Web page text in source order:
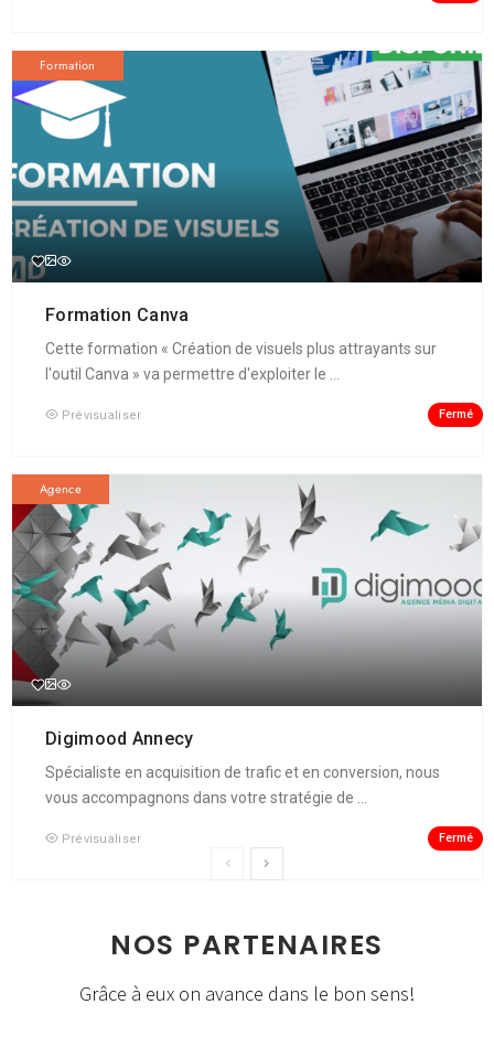
Formation
Formation Canva
Cette formation « Création de visuels plus attrayants sur
l'outil Canva » va permettre d'exploiter le ...
Prévisualiser Fermé
Agence
Digimood Annecy
Spécialiste en acquisition de trafic et en conversion, nous
vous accompagnons dans votre stratégie de ...
Prévisualiser Fermé
NOS PARTENAIRES
Grâce à eux on avance dans le bon sens!